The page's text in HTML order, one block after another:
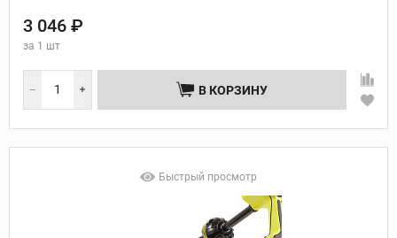
3 046 ₽
за 1 шт
В КОРЗИНУ
Быстрый просмотр